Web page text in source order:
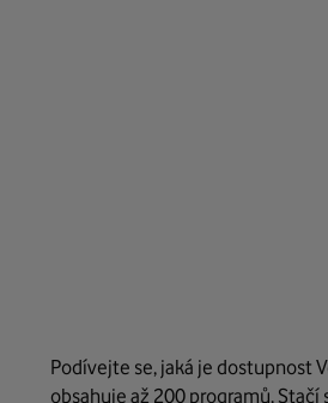
Podívejte se, jaká je dostupnost
obsahuje až 200 programů.